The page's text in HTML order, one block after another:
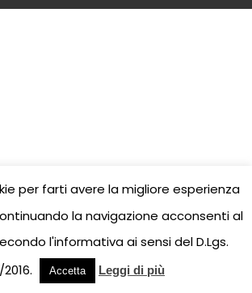
per farti avere la migliore esperienza
la navigazione acconsenti al
l'informativa ai sensi del D.Lgs.
Accetta Leggi di più